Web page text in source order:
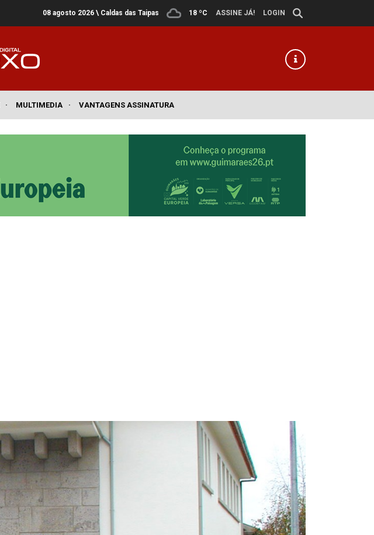
08 agosto 2026 \ Caldas das Taipas 18 ºC ASSINE JÁ! LOGIN
· MULTIMEDIA · VANTAGENS ASSINATURA